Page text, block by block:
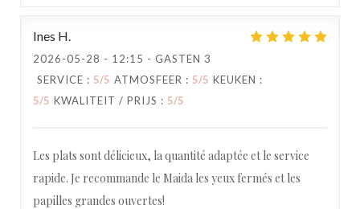
Ines H
2026-05-28 - 12:15 - GASTEN 3
SERVICE : 5/5 ATMOSFEER : 5/5 KEUKEN :
5/5 KWALITEIT / PRIJS : 5/5
Les plats sont délicieux, la quantité adaptée et le service
rapide. Je recommande le Maida les yeux fermés et les
papilles grandes ouvertes!